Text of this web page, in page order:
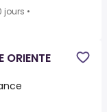
jours •
ORIENTE